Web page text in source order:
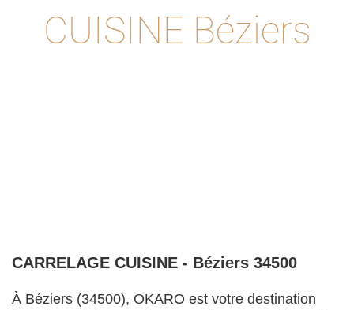
CUISINE Béziers
CARRELAGE CUISINE - Béziers 34500
À Béziers (34500), OKARO est votre destination